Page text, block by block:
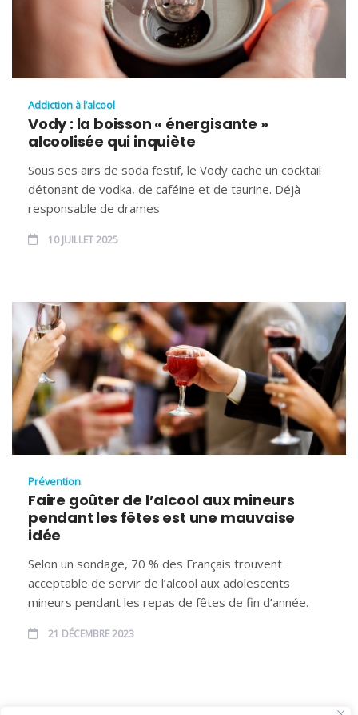
Addiction à l’alcool
Vody : la boisson « énergisante »
alcoolisée qui inquiète
Sous ses airs de soda festif, le Vody cache un cocktail
détonant de vodka, de caféine et de taurine. Déjà
responsable de drames
10 JUILLET 2025
Prévention
Faire goûter de l’alcool aux mineurs
pendant les fêtes est une mauvaise
idée
Selon un sondage, 70 % des Français trouvent
acceptable de servir de l’alcool aux adolescents
mineurs pendant les repas de fêtes de fin d’année.
21 DÉCEMBRE 2023